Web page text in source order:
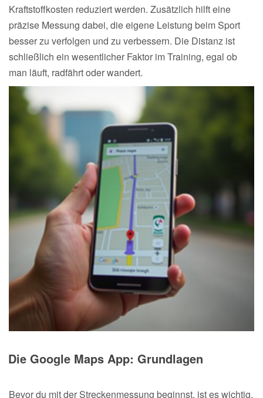
Kraftstoffkosten reduziert werden. Zusätzlich hilft eine
präzise Messung dabei, die eigene Leistung beim Sport
besser zu verfolgen und zu verbessern. Die Distanz ist
schließlich ein wesentlicher Faktor im Training, egal ob
man läuft, radfährt oder wandert.
Die Google Maps App: Grundlagen
Bevor du mit der Streckenmessung beginnst, ist es wichtig,